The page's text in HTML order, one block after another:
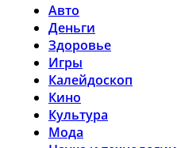
Авто
Деньги
Здоровье
Игры
Калейдоскоп
Кино
Культура
Мода